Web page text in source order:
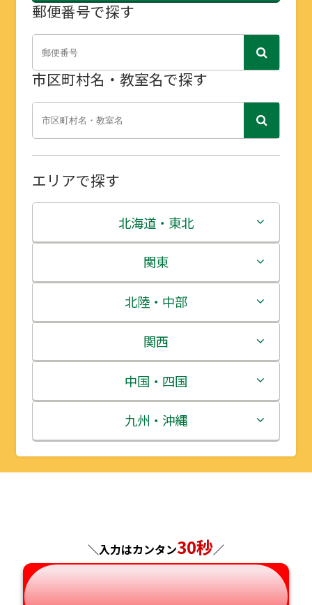
郵便番号で探す
市区町村名・教室名で探す
エリアで探す
北海道・東北
北海道
青森県
岩手県
宮城県
秋田県
山形県
関東
茨城県
栃木県
群馬県
埼玉県
千葉県
北陸・中部
新潟県
富山県
石川県
福井県
関西
三重県
滋賀県
京都府
中国・四国
鳥取県
島根県
九州・沖縄
福岡県
＼入力はカンタン30秒／